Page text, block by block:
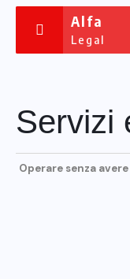
Alfa
Legal
Servizi
Operare senza